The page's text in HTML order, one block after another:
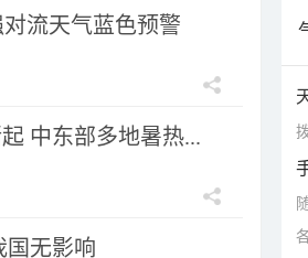
流天气蓝色预警
中东部多地暑热...
国无影响